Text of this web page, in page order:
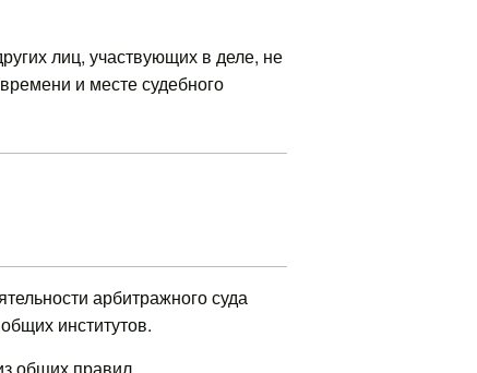
лиц, участвующих в деле, не
и месте судебного
арбитражного суда
институтов.
общих правил.